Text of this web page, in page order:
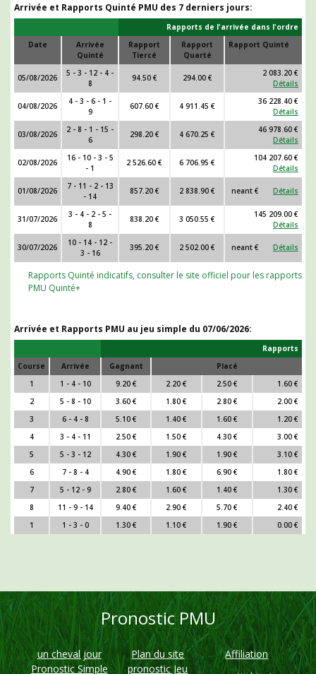
Arrivée et Rapports Quinté PMU des 7 derniers jours:
Rapports de l'arrivée dans l'ordre
Date
Arrivée
Quinté
Rapport
Tiercé
Rapport
Quarté
Rapport Quinté
05/08/2026
5 - 3 - 12 - 4 -
8
94.50 € 294.00 €
2 083.20 €
Détails
04/08/2026
4 - 3 - 6 - 1 -
9
607.60 € 4 911.45 €
36 228.40 €
Détails
03/08/2026
2 - 8 - 1 - 15 -
6
298.20 € 4 670.25 €
46 978.60 €
Détails
02/08/2026
16 - 10 - 3 - 5
- 1
2 526.60 € 6 706.95 €
104 207.60 €
Détails
01/08/2026
7 - 11 - 2 - 13
- 14
857.20 € 2 838.90 € neant € Détails
31/07/2026
3 - 4 - 2 - 5 -
8
838.20 € 3 050.55 €
145 209.00 €
Détails
30/07/2026
10 - 14 - 12 -
3 - 16
395.20 € 2 502.00 € neant € Détails
Rapports Quinté indicatifs, consulter le site officiel pour les rapports
PMU Quinté+
Arrivée et Rapports PMU au jeu simple du 07/06/2026:
Rapports
Course
Arrivée Gagnant
Placé
1
1 - 4 - 10 9.20 € 2.20 € 2.50 €
1.60 €
2
5 - 8 - 10 3.60 € 1.80 € 2.80 €
2.00 €
3
6 - 4 - 8 5.10 € 1.40 € 1.60 €
1.20 €
4
3 - 4 - 11 2.50 € 1.50 € 4.30 €
3.00 €
5
5 - 3 - 12 4.30 € 1.90 € 1.90 €
3.10 €
6
7 - 8 - 4 4.90 € 1.80 € 6.90 €
1.80 €
7
5 - 12 - 9 2.80 € 1.60 € 1.40 €
1.30 €
8
11 - 9 - 14 9.40 € 2.90 € 5.70 €
2.40 €
1
1 - 3 - 0 1.30 € 1.10 € 1.90 € 0.00 €
Pronostic PMU
un cheval jour Plan du site
Affiliation
Pronostic Simple
pronostic Jeu